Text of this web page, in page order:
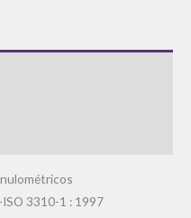
3310-1 : 1997